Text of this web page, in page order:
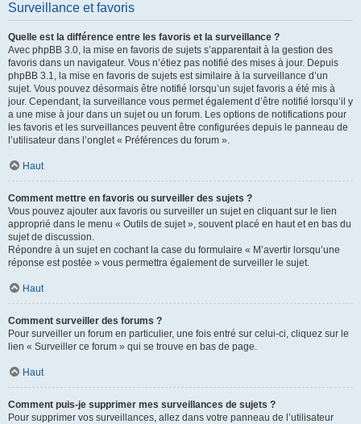
Surveillance et favoris
Quelle est la différence entre les favoris et la surveillance ?
Avec phpBB 3.0, la mise en favoris de sujets s’apparentait à la gestion des
favoris dans un navigateur. Vous n’étiez pas notifié des mises à jour. Depuis
phpBB 3.1, la mise en favoris de sujets est similaire à la surveillance d’un
sujet. Vous pouvez désormais être notifié lorsqu’un sujet favoris a été mis à
jour. Cependant, la surveillance vous permet également d’être notifié lorsqu’il y
a une mise à jour dans un sujet ou un forum. Les options de notifications pour
les favoris et les surveillances peuvent être configurées depuis le panneau de
l’utilisateur dans l’onglet « Préférences du forum ».
Haut
Comment mettre en favoris ou surveiller des sujets ?
Vous pouvez ajouter aux favoris ou surveiller un sujet en cliquant sur le lien
approprié dans le menu « Outils de sujet », souvent placé en haut et en bas du
sujet de discussion.
Répondre à un sujet en cochant la case du formulaire « M’avertir lorsqu’une
réponse est postée » vous permettra également de surveiller le sujet.
Haut
Comment surveiller des forums ?
Pour surveiller un forum en particulier, une fois entré sur celui-ci, cliquez sur le
lien « Surveiller ce forum » qui se trouve en bas de page.
Haut
Comment puis-je supprimer mes surveillances de sujets ?
Pour supprimer vos surveillances, allez dans votre panneau de l’utilisateur